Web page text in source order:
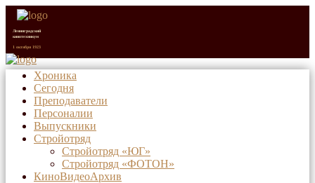
Ленинградский
кинотехникум
1 октября 1923
Санкт-Петербургский
киновидеотехнический
колледж (с 1992 г.)
1 октября 2023
Хроника
Сегодня
Преподаватели
Персоналии
Выпускники
Стройотряд
Стройотряд «ЮГ»
Стройотряд «ФОТОН»
КиноВидеоАрхив